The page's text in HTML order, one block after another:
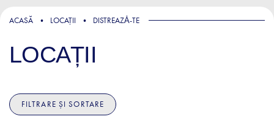
ACASĂ LOCAȚII DISTREAZǍ-TE
LOCAȚII
FILTRARE ȘI SORTARE